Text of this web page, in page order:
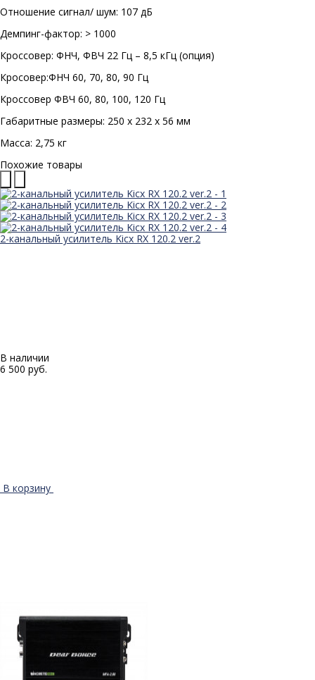
Отношение сигнал/ шум: 107 дБ
Демпинг-фактор: > 1000
Кроссовер: ФНЧ, ФВЧ 22 Гц – 8,5 кГц (опция)
Кросовер:ФНЧ 60, 70, 80, 90 Гц
Кроссовер ФВЧ 60, 80, 100, 120 Гц
Габаритные размеры: 250 x 232 x 56 мм
Масса: 2,75 кг
Похожие товары
2-канальный усилитель Kicx RX 120.2 ver.2
В наличии
6 500 руб.
В корзину